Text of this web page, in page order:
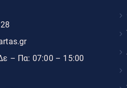
– Πα: 07:00 – 15:00